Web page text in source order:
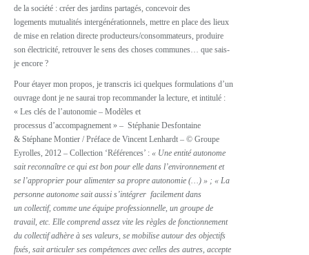
de la société : créer des jardins partagés, concevoir des
logements mutualités intergénérationnels, mettre en place des lieux
de mise en relation directe producteurs/consommateurs, produire
son électricité, retrouver le sens des choses communes… que sais-
je encore ?
Pour étayer mon propos, je transcris ici quelques formulations d’un
ouvrage dont je ne saurai trop recommander la lecture, et intitulé :
« Les clés de l’autonomie – Modèles et
processus d’accompagnement » – Stéphanie Desfontaine
& Stéphane Montier / Préface de Vincent Lenhardt – © Groupe
Eyrolles, 2012 – Collection ‘Références’ : « Une entité autonome
sait reconnaître ce qui est bon pour elle dans l’environnement et
se l’approprier pour alimenter sa propre autonomie (…) » ; « La
personne autonome sait aussi s’intégrer facilement dans
un collectif, comme une équipe professionnelle, un groupe de
travail, etc. Elle comprend assez vite les règles de fonctionnement
du collectif adhère à ses valeurs, se mobilise autour des objectifs
fixés, sait articuler ses compétences avec celles des autres, accepte